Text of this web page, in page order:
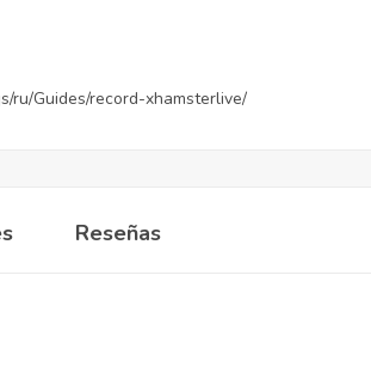
ru/Guides/record-xhamsterlive/
Reseñas